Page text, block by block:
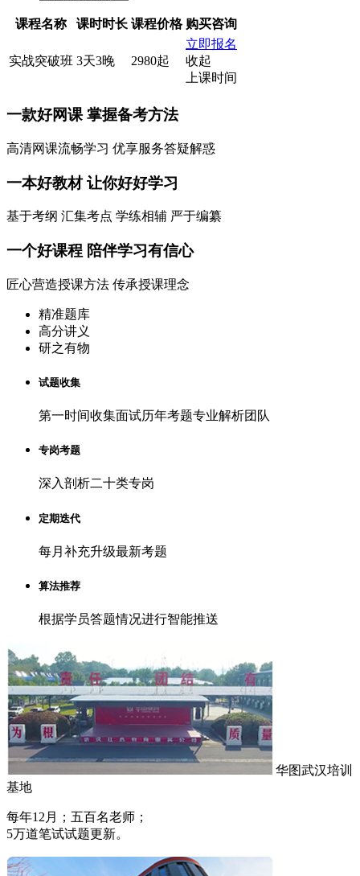
课程名称 课时时长 课程价格 购买咨询
实战突破班 3天3晚 2980起
立即报名
收起
上课时间
一款好网课 掌握备考方法
高清网课流畅学习 优享服务答疑解惑
一本好教材让你好好学习
基于考纲 汇集考点 学练相辅 严于编纂
一个好课程 陪伴学习有信心
匠心营造授课方法 传承授课理念
精准题库
高分讲义
研之有物
试题收集
第一时间收集面试历年考题专业解析团队
专岗考题
深入剖析二十类专岗
定期迭代
每月补充升级最新考题
算法推荐
根据学员答题情况进行智能推送
华图武汉培训
基地
每年12月；五百名老师；
5万道笔试试题更新。